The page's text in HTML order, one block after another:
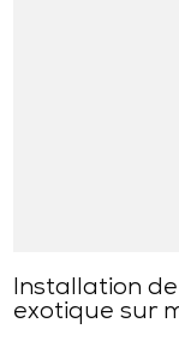
Installation
exotique sur